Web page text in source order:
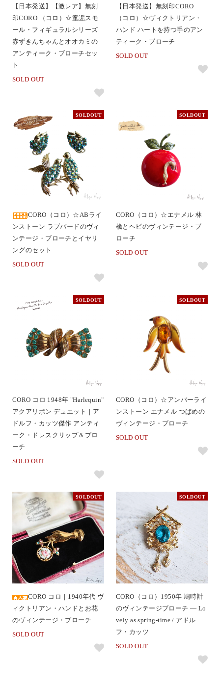
【日本発送】【激レア】無刻
印CORO （コロ）☆童謡スモ
ール・フィギュラルシリーズ
赤ずきんちゃんとオオカミの
アンティーク・ブローチセッ
ト
SOLD OUT
【日本発送】無刻印CORO
（コロ）☆ヴィクトリアン・
ハンド ハートを持つ手のアン
ティーク・ブローチ
SOLD OUT
SOLDOUT
CORO（コロ）☆ABライ
ンストーン ラブバードのヴィ
ンテージ・ブローチとイヤリ
ングのセット
SOLD OUT
SOLDOUT
CORO（コロ）☆エナメル 林
檎とヘビのヴィンテージ・ブ
ローチ
SOLD OUT
SOLDOUT
CORO コロ 1948年 "Harlequin"
アクアリボン デュエット｜ア
ドルフ・カッツ傑作 アンティ
ーク・ドレスクリップ＆ブロ
ーチ
SOLD OUT
SOLDOUT
CORO（コロ）☆アンバーライ
ンストーン エナメル つばめの
ヴィンテージ・ブローチ
SOLD OUT
SOLDOUT
CORO コロ｜1940年代 ヴ
ィクトリアン・ハンドとお花
のヴィンテージ・ブローチ
SOLD OUT
SOLDOUT
CORO（コロ）1950年 鳩時計
のヴィンテージブローチ ― Lo
vely as spring-time / アドル
フ・カッツ
SOLD OUT